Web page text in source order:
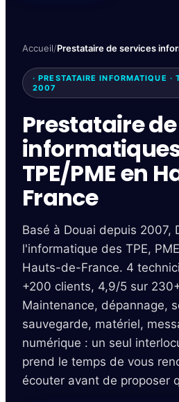
Accueil/Prestataire de services
· PRESTATAIRE INFORMATIQUE ·
2007
Prestataire
TPE/PME en
France
Basé à Douai depuis 2007,
l'informatique des TPE,
Hauts-de-France. 4
+200 clients, 4,9/5 sur
Maintenance, dépannage,
sauvegarde, matériel,
numérique : un seul
prend le temps de vous
écouter avant de proposer